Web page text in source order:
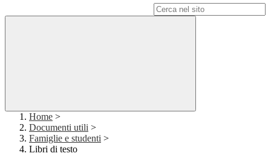
Home >
Documenti utili >
Famiglie e studenti >
Libri di testo